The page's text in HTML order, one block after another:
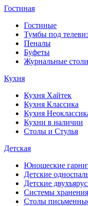
Гостиная
Гостиные
Тумбы под
Пеналы
Буфеты
Журнальные
Кухня
Кухня Хайтек
Кухня Классика
Кухня
Кухни в наличии
Столы и Стулья
Детская
Юношеские
Детские
Детские
Системы хранения
Столы